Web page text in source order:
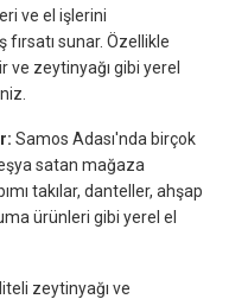
ve el işlerini
fırsatı sunar. Özellikle
zeytinyağı gibi yerel
Samos Adası'nda birçok
satan mağaza
takılar, danteller, ahşap
ürünleri gibi yerel el
zeytinyağı ve